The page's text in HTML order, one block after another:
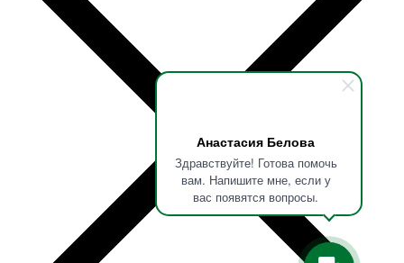
Анастасия Белова
Здравствуйте! Готова помочь
вам. Напишите мне, если у
вас появятся вопросы.